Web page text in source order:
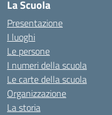
La Scuola
Presentazione
I luoghi
Le persone
I numeri della scuola
Le carte della scuola
Organizzazione
La storia